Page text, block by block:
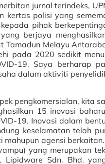
jurnal terindeks,
kertas polisi yang
pihak
berjaya
Tamadun Melayu
pada 2020 sedikit
19. Saya berharap
dalam aktiviti
pengkomersialan, kita
15 inovasi
19. Inovasi dalam
keselamatan telah
mahupun agensi
yang merupakan
Lipidware Sdn. Bhd.